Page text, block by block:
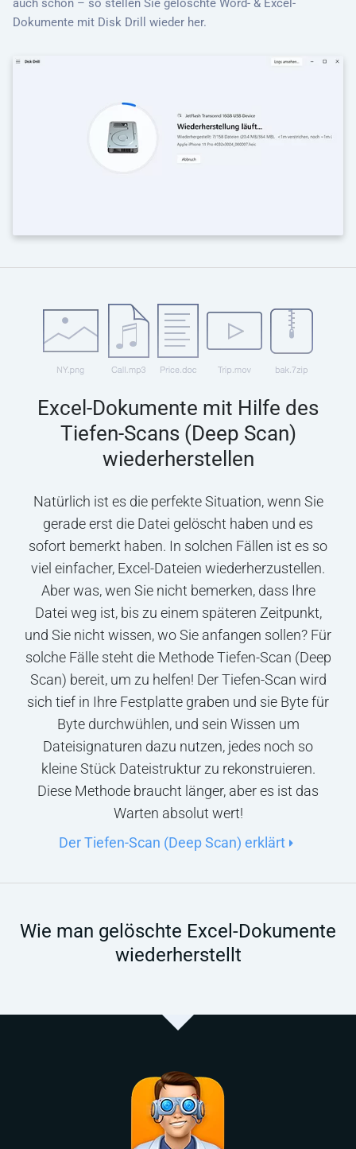
auch schon – so stellen Sie gelöschte Word- & Excel-
Dokumente mit Disk Drill wieder her.
Excel-Dokumente mit Hilfe des
Tiefen-Scans (Deep Scan)
wiederherstellen
Natürlich ist es die perfekte Situation, wenn Sie
gerade erst die Datei gelöscht haben und es
sofort bemerkt haben. In solchen Fällen ist es so
viel einfacher, Excel-Dateien wiederherzustellen.
Aber was, wen Sie nicht bemerken, dass Ihre
Datei weg ist, bis zu einem späteren Zeitpunkt,
und Sie nicht wissen, wo Sie anfangen sollen? Für
solche Fälle steht die Methode Tiefen-Scan (Deep
Scan) bereit, um zu helfen! Der Tiefen-Scan wird
sich tief in Ihre Festplatte graben und sie Byte für
Byte durchwühlen, und sein Wissen um
Dateisignaturen dazu nutzen, jedes noch so
kleine Stück Dateistruktur zu rekonstruieren.
Diese Methode braucht länger, aber es ist das
Warten absolut wert!
Der Tiefen-Scan (Deep Scan) erklärt
Wie man gelöschte Excel-Dokumente
wiederherstellt